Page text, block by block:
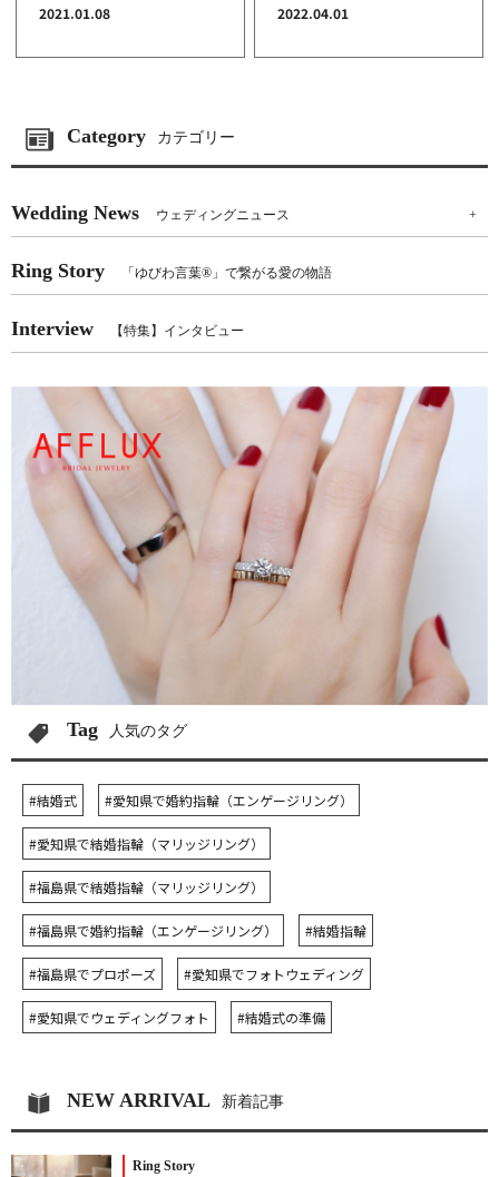
2021.01.08 2022.04.01
Category カテゴリー
Wedding News ウェディングニュース +
Ring Story 「ゆびわ言葉®」で繋がる愛の物語
Interview 【特集】インタビュー
Tag 人気のタグ
#結婚式 #愛知県で婚約指輪（エンゲージリング）
#愛知県で結婚指輪（マリッジリング）
#福島県で結婚指輪（マリッジリング）
#福島県で婚約指輪（エンゲージリング） #結婚指輪
#福島県でプロポーズ #愛知県でフォトウェディング
#愛知県でウェディングフォト #結婚式の準備
NEW ARRIVAL 新着記事
Ring Story